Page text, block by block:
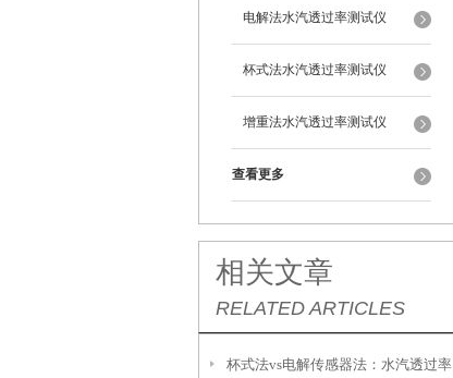
电解法水汽透过率测试仪
杯式法水汽透过率测试仪
增重法水汽透过率测试仪
查看更多
相关文章
RELATED ARTICLES
杯式法vs电解传感器法：水汽透过率